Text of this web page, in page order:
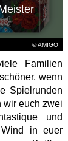
© AMIGO
Familien
wenn
Spielrunden
wir euch zwei
und
Wind in euer